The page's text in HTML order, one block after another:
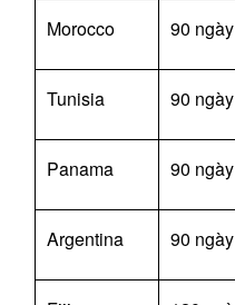
Morocco 90 ngày
Tunisia 90 ngày
Panama 90 ngày
Argentina 90 ngày